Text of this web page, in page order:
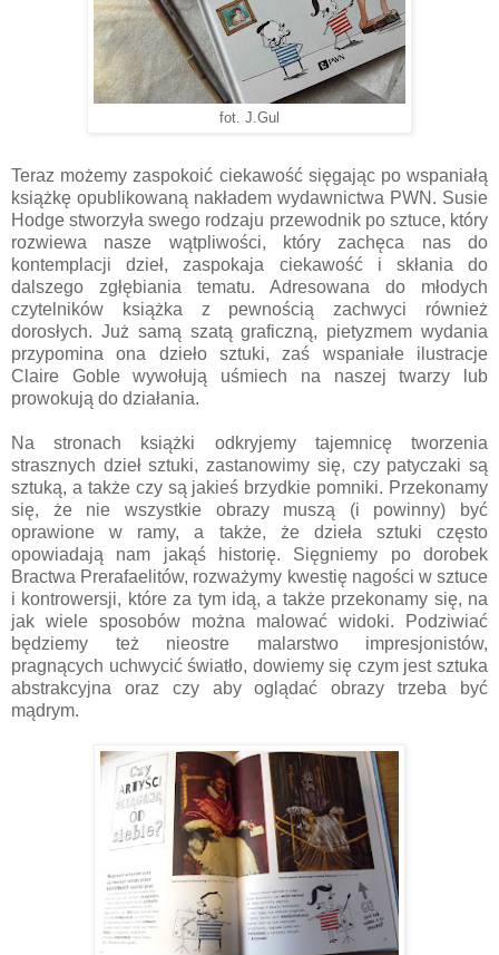
fot. J.Gul
Teraz możemy zaspokoić ciekawość sięgając po wspaniałą
książkę opublikowaną nakładem wydawnictwa PWN. Susie
Hodge stworzyła swego rodzaju przewodnik po sztuce, który
rozwiewa nasze wątpliwości, który zachęca nas do
kontemplacji dzieł, zaspokaja ciekawość i skłania do
dalszego zgłębiania tematu. Adresowana do młodych
czytelników książka z pewnością zachwyci również
dorosłych. Już samą szatą graficzną, pietyzmem wydania
przypomina ona dzieło sztuki, zaś wspaniałe ilustracje
Claire Goble wywołują uśmiech na naszej twarzy lub
prowokują do działania.
Na stronach książki odkryjemy tajemnicę tworzenia
strasznych dzieł sztuki, zastanowimy się, czy patyczaki są
sztuką, a także czy są jakieś brzydkie pomniki. Przekonamy
się, że nie wszystkie obrazy muszą (i powinny) być
oprawione w ramy, a także, że dzieła sztuki często
opowiadają nam jakąś historię. Sięgniemy po dorobek
Bractwa Prerafaelitów, rozważymy kwestię nagości w sztuce
i kontrowersji, które za tym idą, a także przekonamy się, na
jak wiele sposobów można malować widoki. Podziwiać
będziemy też nieostre malarstwo impresjonistów,
pragnących uchwycić światło, dowiemy się czym jest sztuka
abstrakcyjna oraz czy aby oglądać obrazy trzeba być
mądrym.